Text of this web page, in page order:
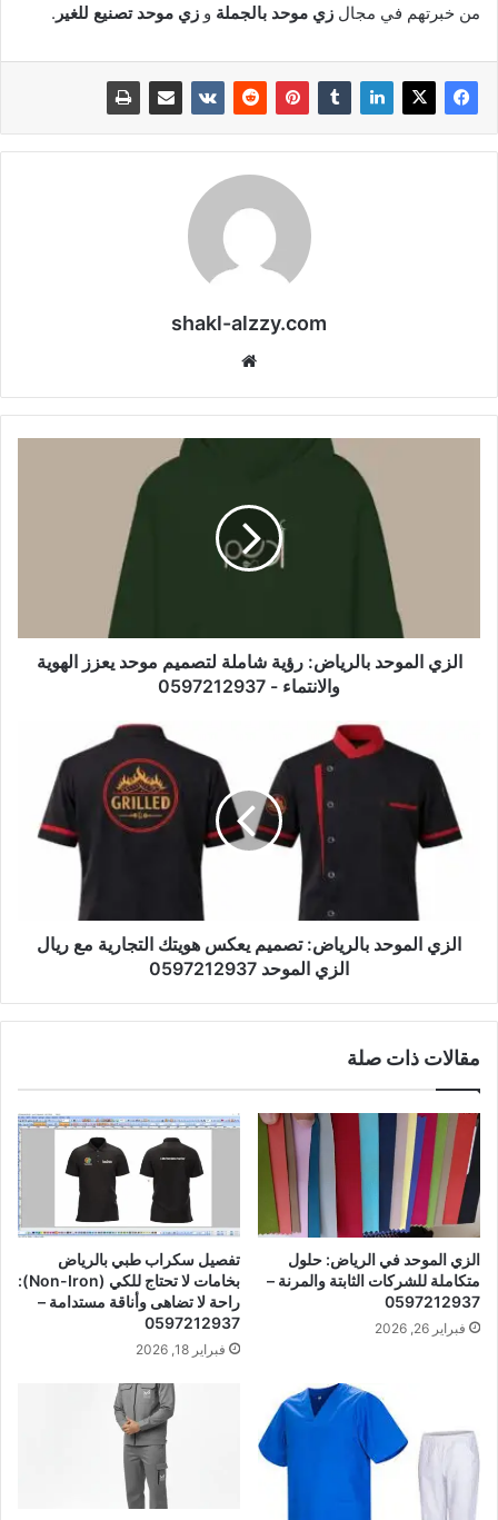
من خبرتهم في مجال زي موحد بالجملة و زي موحد تصنيع للغير .
shakl-alzzy.com
الزي الموحد بالرياض: رؤية شاملة لتصميم موحد يعزز الهوية
والانتماء - 0597212937
الزي الموحد بالرياض: تصميم يعكس هويتك التجارية مع ريال
الزي الموحد 0597212937
مقالات ذات صلة
الزي الموحد في الرياض: حلول
متكاملة للشركات الثابتة والمرنة –
0597212937
فبراير 26, 2026
تفصيل سكراب طبي بالرياض
بخامات لا تحتاج للكي (Non-Iron):
راحة لا تضاهى وأناقة مستدامة –
0597212937
فبراير 18, 2026